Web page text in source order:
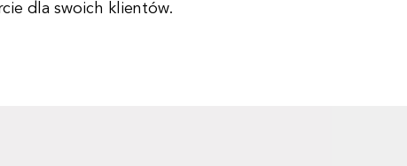
dla swoich klientów.